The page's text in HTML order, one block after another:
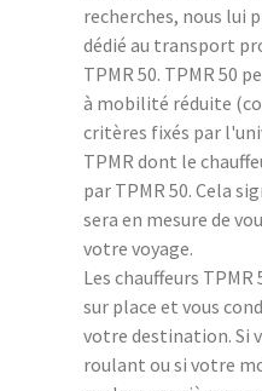
recherches, nous lui
dédié au transport
TPMR 50. TPMR 50
à mobilité réduite
critères fixés par
TPMR dont le
par TPMR 50. Cela
sera en mesure de
votre voyage.
Les chauffeurs
sur place et vous
votre destination. Si
roulant ou si votre